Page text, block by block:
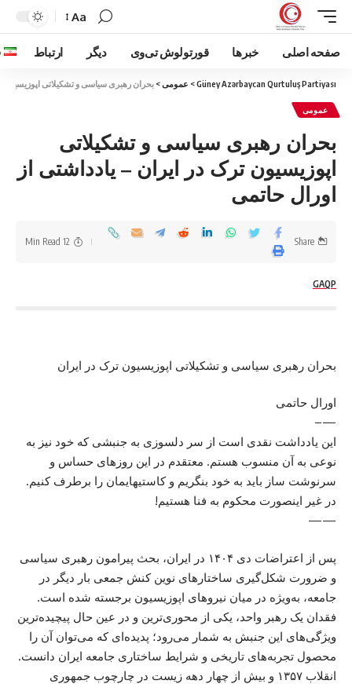
Aa
صفحه اصلی خبرها قورتولوش تی‌وی دیگر ارتباط
Güney Azərbaycan Qurtuluş Partiyası
> عمومی> بحران رهبری سیاسی و تشکیلاتی اپوزیسیون
عمومی
بحران رهبری سیاسی و تشکیلاتی
اپوزیسیون ترک در ایران – یادداشتی از
اورال حاتمی
GAQP
Share
12 Min Read
بحران رهبری سیاسی و تشکیلاتی اپوزیسیون ترک در ایران
اورال حاتمی
—–
این یادداشت نقدی است از سر دلسوزی به جنبشی که خود نیز به
نوعی به آن منسوب هستم. معتقدم در این روزهای حساس و
سرنوشت ساز باید به خود بنگریم و کاستیهایمان را برطرف کنیم.
در غیر اینصورت محکوم به فنا هستیم!
——
پس از اعتراضات دی ۱۴۰۴ در ایران، بحث پیرامون رهبری سیاسی
و ضرورت شکل‌گیری ساختارهای نوین کنش جمعی بار دیگر در
جامعه، به‌ویژه در میان نیروهای اپوزیسیون برجسته شده است.
فقدان یک رهبر واحد، یکی از محوری‌ترین و در عین حال پیچیده‌ترین
ویژگی‌های این جنبش‌ به شمار می‌رود؛ پدیده‌ای که می‌توان آن را
محصول تجربه‌های تاریخی و شرایط ساختاری جامعه ایران دانست.
انقلاب ۱۳۵۷ و بیش از چهار دهه زیست در چارچوب جمهوری